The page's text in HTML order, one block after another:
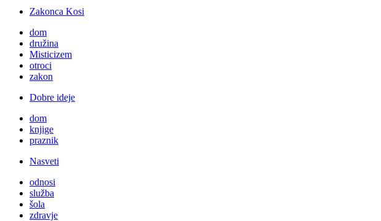
Zakonca Kosi
dom
družina
Misticizem
otroci
zakon
Dobre ideje
dom
knjige
praznik
Nasveti
odnosi
služba
šola
zdravje